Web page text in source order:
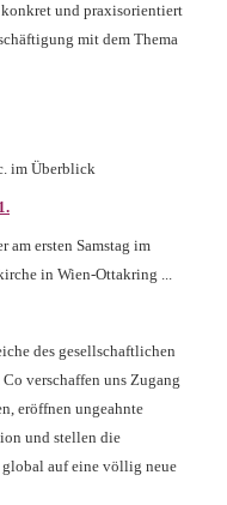
und praxisorientiert
mit dem Thema
im Überblick
am ersten Samstag im
in Wien-Ottakring ...
des gesellschaftlichen
verschaffen uns Zugang
eröffnen ungeahnte
und stellen die
auf eine völlig neue